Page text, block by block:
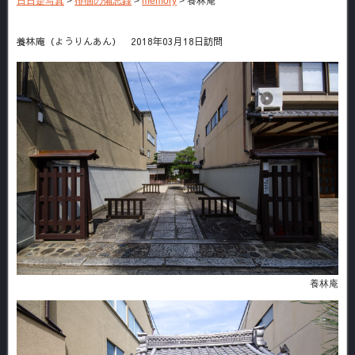
養林庵（ようりんあん） 2018年03月18日訪問
養林庵